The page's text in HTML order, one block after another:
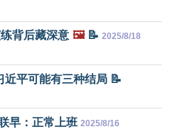
背后藏深意 🖼️📝 2025/8/18
近平可能有三种结局 📝
早：正常上班 2025/8/16